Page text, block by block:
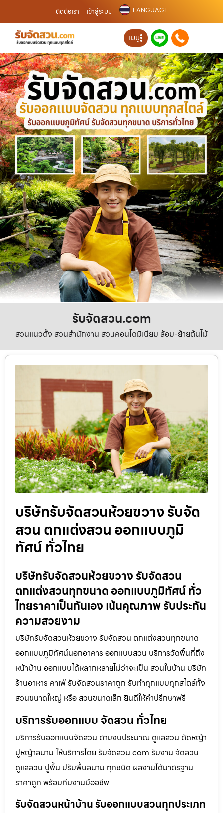
ติดต่อเรา เข้าสู่ระบบ LANGUAGE
เมนู
รับจัดสวน.com
สวนแนวตั้ง สวนสำนักงาน สวนคอนโดมิเนียม ล้อม-ย้ายต้นไม้
บริษัทรับจัดสวนห้วยขวาง รับจัด
สวน ตกแต่งสวน ออกแบบภูมิ
ทัศน์ ทั่วไทย
บริษัทรับจัดสวนห้วยขวาง รับจัดสวน
ตกแต่งสวนทุกขนาด ออกแบบภูมิทัศน์ ทั่ว
ไทยราคาเป็นกันเอง เน้นคุณภาพ รับประกัน
ความสวยงาม
บริษัทรับจัดสวนห้วยขวาง รับจัดสวน ตกแต่งสวนทุกขนาด
ออกแบบภูมิทัศน์นอกอาคาร ออกแบบสวน บริการวัดพื้นที่ถึง
หน้าบ้าน ออกแบบได้หลากหลายไม่ว่าจะเป็น สวนในบ้าน บริษัท
ร้านอาหาร คาเฟ่ รับจัดสวนราคาถูก รับทำทุกแบบทุกสไตล์ทั้ง
สวนขนาดใหญ่ หรือ สวนขนาดเล็ก ยินดีให้คำปรึกษาฟรี
บริการรับออกแบบ จัดสวน ทั่วไทย
บริการรับออกแบบจัดสวน ตามงบประมาณ ดูเเลสวน ตัดหญ้า
ปูหญ้าสนาม ให้บริการโดย รับจัดสวน.com รับงาน จัดสวน
ดูแลสวน ปูพื้น ปรับพื้นสนาม ทุกชนิด ผลงานได้มาตรฐาน
ราคาถูก พร้อมทีมงานมืออชีพ
รับจัดสวนหน้าบ้าน รับออกแบบสวนทุกประเภท